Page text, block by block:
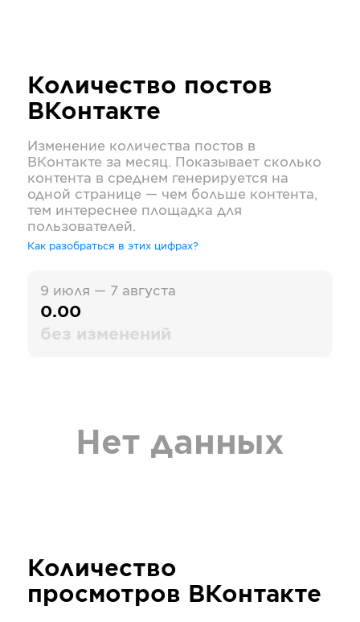
Количество постов
ВКонтакте
Изменение количества постов в
ВКонтакте за месяц. Показывает сколько
контента в среднем генерируется на
одной странице — чем больше контента,
тем интереснее площадка для
пользователей.
Как разобраться в этих цифрах?
9 июля — 7 августа
0.00
без изменений
Нет данных
Количество
просмотров ВКонтакте